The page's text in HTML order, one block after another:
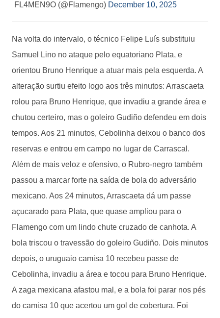
FL4MEN9O (@Flamengo) December 10, 2025
Na volta do intervalo, o técnico Felipe Luís substituiu
Samuel Lino no ataque pelo equatoriano Plata, e
orientou Bruno Henrique a atuar mais pela esquerda. A
alteração surtiu efeito logo aos três minutos: Arrascaeta
rolou para Bruno Henrique, que invadiu a grande área e
chutou certeiro, mas o goleiro Gudiño defendeu em dois
tempos. Aos 21 minutos, Cebolinha deixou o banco dos
reservas e entrou em campo no lugar de Carrascal.
Além de mais veloz e ofensivo, o Rubro-negro também
passou a marcar forte na saída de bola do adversário
mexicano. Aos 24 minutos, Arrascaeta dá um passe
açucarado para Plata, que quase ampliou para o
Flamengo com um lindo chute cruzado de canhota. A
bola triscou o travessão do goleiro Gudiño. Dois minutos
depois, o uruguaio camisa 10 recebeu passe de
Cebolinha, invadiu a área e tocou para Bruno Henrique.
A zaga mexicana afastou mal, e a bola foi parar nos pés
do camisa 10 que acertou um gol de cobertura. Foi